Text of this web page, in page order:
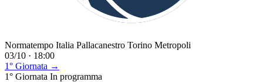
Normatempo Italia Pallacanestro Torino Metropoli
03/10 · 18:00
1° Giornata →
1° Giornata In programma